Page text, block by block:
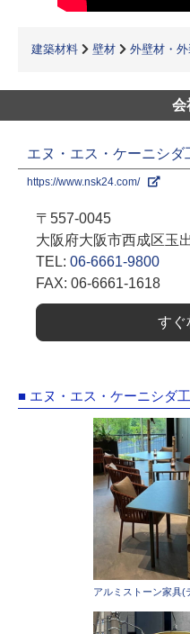
建築材料 壁材 外壁材・
会
エヌ・エス・ケーニシダ
https://www.nsk24.com/
〒557-0045
大阪府大阪市西成区玉
TEL: 06-6661-9800
FAX: 06-6661-1618
すぐ
■ エヌ・エス・ケーニシダ
アルミストーン家具(